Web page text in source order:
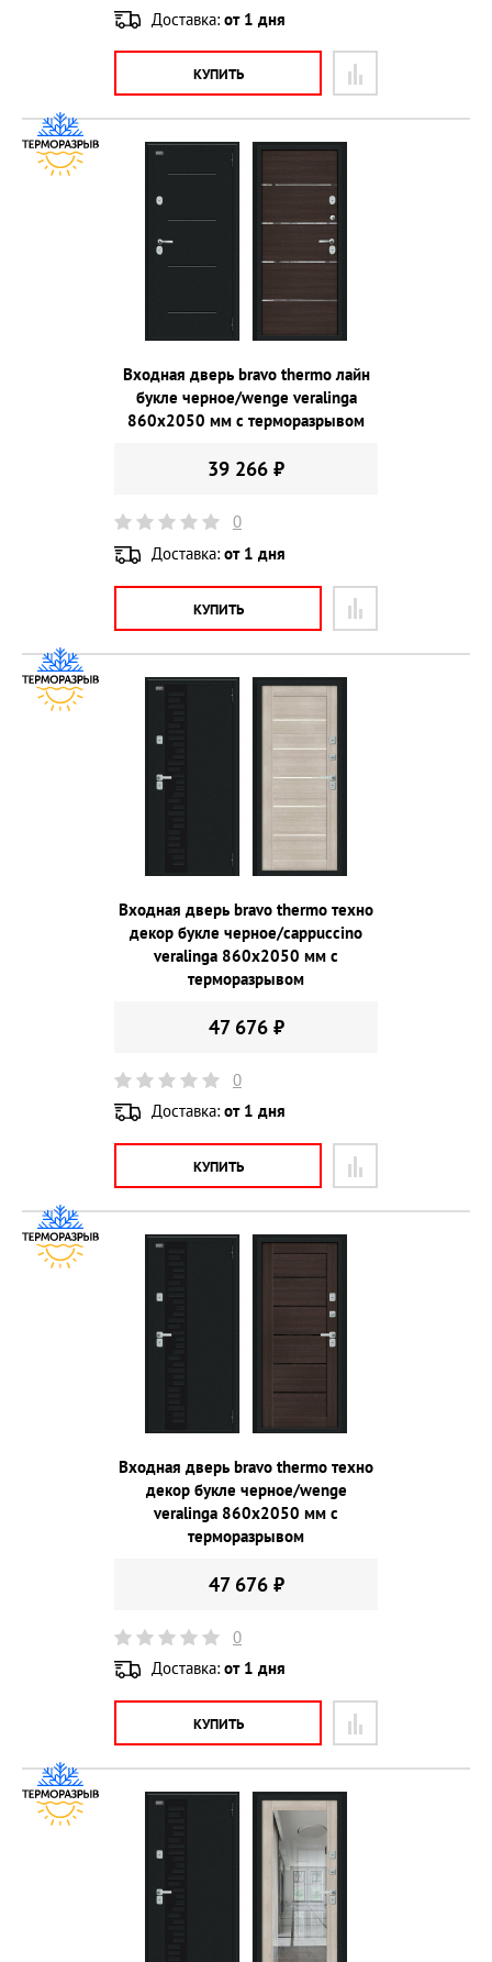
Доставка: от 1 дня
КУПИТЬ
Входная дверь bravo thermo лайн
букле черное/wenge veralinga
860х2050 мм с терморазрывом
39 266 ₽
0
Доставка: от 1 дня
КУПИТЬ
Входная дверь bravo thermo техно
декор букле черное/cappuccino
veralinga 860х2050 мм с
терморазрывом
47 676 ₽
0
Доставка: от 1 дня
КУПИТЬ
Входная дверь bravo thermo техно
декор букле черное/wenge
veralinga 860х2050 мм с
терморазрывом
47 676 ₽
0
Доставка: от 1 дня
КУПИТЬ